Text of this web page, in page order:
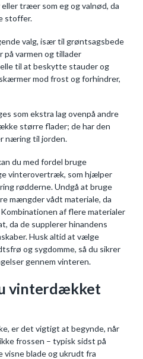
træer som eg og valnød, da
stoffer.
valg, især til grøntsagsbede
på varmen og tillader
til at beskytte stauder og
mod frost og forhindrer,
som ekstra lag ovenpå andre
større flader; de har den
næring til jorden.
du med fordel bruge
vinterovertræk, som hjælper
rødderne. Undgå at bruge
mængder vådt materiale, da
af flere materialer
da de supplerer hinandens
Husk altid at vælge
og sygdomme, så du sikrer
gennem vinteren.
vinterdækket
er det vigtigt at begynde, når
frossen – typisk sidst på
blade og ukrudt fra